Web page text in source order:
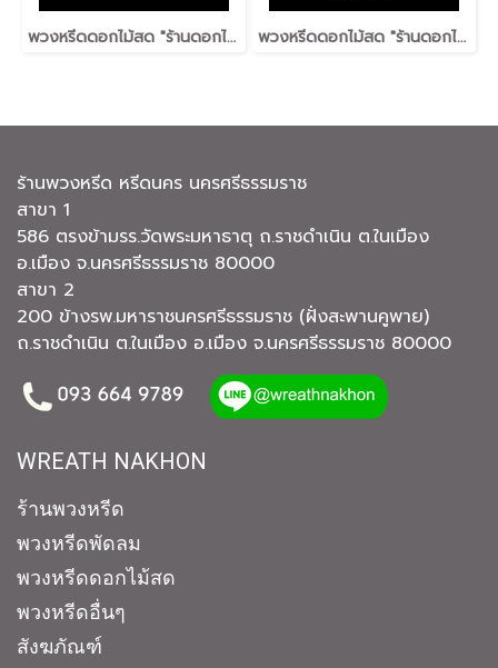
พวงหรีดดอกไม้สด "ร้านดอกไม้หรีดนคร" #ร้านพวงหรีดนครศรีธรรมราช บริการส่งพวงหรีดนครศรีธรรมราช พวงหรีดดอกไม้สด "ร้านดอกไม้หรีดนคร" #ร้านพวงหรีดนครศรีธรรมราช บริการส่งพวงหรีดนครศรีธรรมราช
ร้านพวงหรีด หรีดนคร นครศรีธรรมราช
สาขา 1
586 ตรงข้ามรร.วัดพระมหาธาตุ ถ.ราชดำเนิน ต.ในเมือง
อ.เมือง จ.นครศรีธรรมราช 80000
สาขา 2
200 ข้างรพ.มหาราชนครศรีธรรมราช (ฝั่งสะพานคูพาย)
ถ.ราชดำเนิน ต.ในเมือง อ.เมือง จ.นครศรีธรรมราช 80000
WREATH NAKHON
ร้านพวงหรีด
พวงหรีดพัดลม
พวงหรีดดอกไม้สด
พวงหรีดอื่นๆ
สังฆภัณฑ์